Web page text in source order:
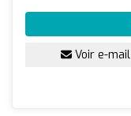
Voir e-mail